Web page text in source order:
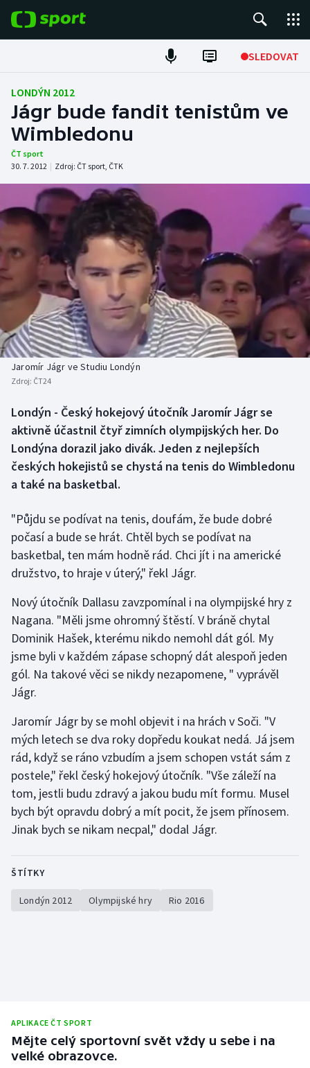
SLEDOVAT
Fotbal
Hokej
Tenis
Atletika
Cyklistika
DALŠÍ SPORTY
Americký fotbal
Baseball a softbal
Basketbal
Biatlon
Boby a skeleton
Box
Curling
Dostihy
Florbal
Golf
Gymnastika
Jezdectví
Judo
Krasobruslení
Lezení
Plavání
Plážový volejbal
NEPŘEHLÉDNĚTE
Soutěže
Historické návraty
Aplikace ČT sport
AZ kvíz
LONDÝN 2012
Jágr bude fandit tenistům ve
Wimbledonu
ČT sport
30. 7. 2012 | Zdroj: ČT sport, ČTK
Jaromír Jágr ve Studiu Londýn
Zdroj: ČT24
Londýn - Český hokejový útočník Jaromír Jágr se
aktivně účastnil čtyř zimních olympijských her. Do
Londýna dorazil jako divák. Jeden z nejlepších
českých hokejistů se chystá na tenis do Wimbledonu
a také na basketbal.
"Půjdu se podívat na tenis, doufám, že bude dobré
počasí a bude se hrát. Chtěl bych se podívat na
basketbal, ten mám hodně rád. Chci jít i na americké
družstvo, to hraje v úterý," řekl Jágr.
Nový útočník Dallasu zavzpomínal i na olympijské hry z
Nagana. "Měli jsme ohromný štěstí. V bráně chytal
Dominik Hašek, kterému nikdo nemohl dát gól. My
jsme byli v každém zápase schopný dát alespoň jeden
gól. Na takové věci se nikdy nezapomene, " vyprávěl
Jágr.
Jaromír Jágr by se mohl objevit i na hrách v Soči. "V
mých letech se dva roky dopředu koukat nedá. Já jsem
rád, když se ráno vzbudím a jsem schopen vstát sám z
postele," řekl český hokejový útočník. "Vše záleží na
tom, jestli budu zdravý a jakou budu mít formu. Musel
bych být opravdu dobrý a mít pocit, že jsem přínosem.
Jinak bych se nikam necpal," dodal Jágr.
ŠTÍTKY
Londýn 2012 Olympijské hry Rio 2016
APLIKACE ČT SPORT
Mějte celý sportovní svět vždy u sebe i na
velké obrazovce.